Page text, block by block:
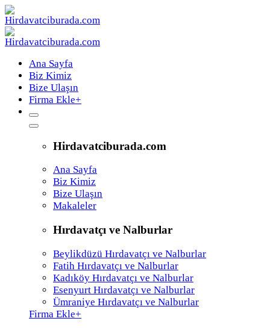
Ana Sayfa
Biz Kimiz
Bize Ulaşın
Firma Ekle+
Hirdavatciburada.com
Ana Sayfa
Biz Kimiz
Bize Ulaşın
Makaleler
Hırdavatçı ve Nalburlar
Beylikdüzü Hırdavatçı ve Nalburlar
Fatih Hırdavatçı ve Nalburlar
Kadıköy Hırdavatçı ve Nalburlar
Esenyurt Hırdavatçı ve Nalburlar
Ümraniye Hırdavatçı ve Nalburlar
Firma Ekle+